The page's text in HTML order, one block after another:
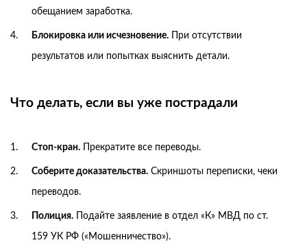
обещанием заработка.
Блокировка или исчезновение. При отсутствии
результатов или попытках выяснить детали.
Что делать, если вы уже пострадали
Стоп-кран. Прекратите все переводы.
Соберите доказательства. Скриншоты переписки, чеки
переводов.
Полиция. Подайте заявление в отдел «К» МВД по ст.
159 УК РФ («Мошенничество»).